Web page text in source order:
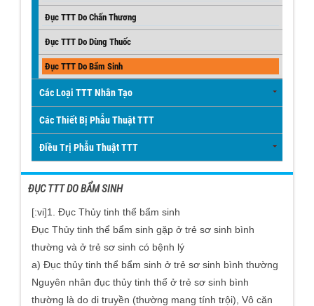
Đục TTT Do Chấn Thương
Đục TTT Do Dùng Thuốc
Đục TTT Do Bẩm Sinh
Các Loại TTT Nhân Tạo
Các Thiết Bị Phẫu Thuật TTT
Điều Trị Phẫu Thuật TTT
ĐỤC TTT DO BẨM SINH
[:vi]1. Đục Thủy tinh thể bẩm sinh
Đục Thủy tinh thể bẩm sinh gặp ở trẻ sơ sinh bình
thường và ở trẻ sơ sinh có bệnh lý
a) Đục thủy tinh thể bẩm sinh ở trẻ sơ sinh bình thường
Nguyên nhân đục thủy tinh thể ở trẻ sơ sinh bình
thường là do di truyền (thường mang tính trội), Vô căn